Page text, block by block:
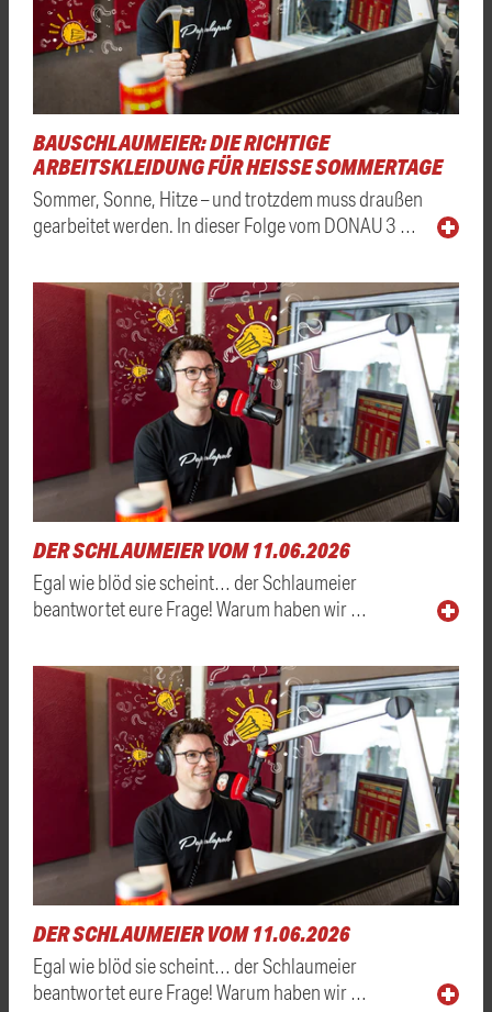
BAUSCHLAUMEIER: DIE RICHTIGE
ARBEITSKLEIDUNG FÜR HEISSE SOMMERTAGE
Sommer, Sonne, Hitze – und trotzdem muss draußen
gearbeitet werden. In dieser Folge vom DONAU 3 …
DER SCHLAUMEIER VOM 11.06.2026
Egal wie blöd sie scheint… der Schlaumeier
beantwortet eure Frage! Warum haben wir …
DER SCHLAUMEIER VOM 11.06.2026
Egal wie blöd sie scheint… der Schlaumeier
beantwortet eure Frage! Warum haben wir …